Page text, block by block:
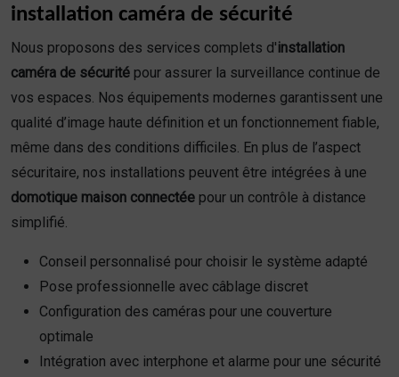
installation caméra de sécurité
Nous proposons des services complets d'installation
caméra de sécurité pour assurer la surveillance continue de
vos espaces. Nos équipements modernes garantissent une
qualité d’image haute définition et un fonctionnement fiable,
même dans des conditions difficiles. En plus de l’aspect
sécuritaire, nos installations peuvent être intégrées à une
domotique maison connectée pour un contrôle à distance
simplifié.
Conseil personnalisé pour choisir le système adapté
Pose professionnelle avec câblage discret
Configuration des caméras pour une couverture
optimale
Intégration avec interphone et alarme pour une sécurité